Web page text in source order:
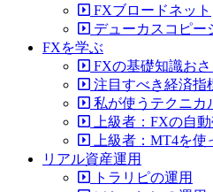
FXブロードネット
デューカスコピー
FXを学ぶ
FXの基礎知識お
注目すべき経済指
私が使うテクニカ
上級者：FXの自
上級者：MT4を使
リアル資産運用
トラリピの運用